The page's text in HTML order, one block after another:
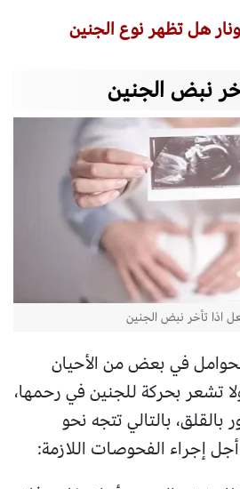
هل تظهر نوع الجنين
نبض الجنين
اذا تأخر نبض الجنين
في بعض من الأحيان
تشعر بحركة للجنين في رحمها،
بالتالي تتجه نحو
إجراء الفحوصات اللازمة: